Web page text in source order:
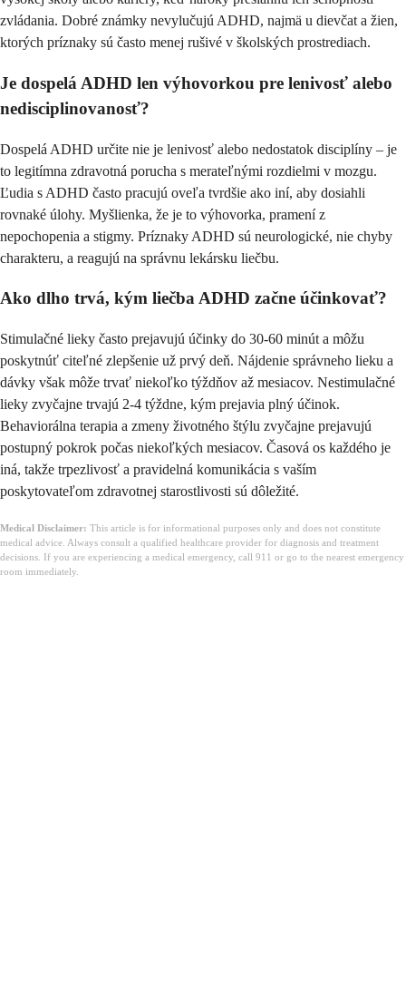
zvládania. Dobré známky nevylučujú ADHD, najmä u dievčat a žien,
ktorých príznaky sú často menej rušivé v školských prostrediach.
Je dospelá ADHD len výhovorkou pre lenivosť alebo
nedisciplinovanosť?
Dospelá ADHD určite nie je lenivosť alebo nedostatok disciplíny – je
to legitímna zdravotná porucha s merateľnými rozdielmi v mozgu.
Ľudia s ADHD často pracujú oveľa tvrdšie ako iní, aby dosiahli
rovnaké úlohy. Myšlienka, že je to výhovorka, pramení z
nepochopenia a stigmy. Príznaky ADHD sú neurologické, nie chyby
charakteru, a reagujú na správnu lekársku liečbu.
Ako dlho trvá, kým liečba ADHD začne účinkovať?
Stimulačné lieky často prejavujú účinky do 30-60 minút a môžu
poskytnúť citeľné zlepšenie už prvý deň. Nájdenie správneho lieku a
dávky však môže trvať niekoľko týždňov až mesiacov. Nestimulačné
lieky zvyčajne trvajú 2-4 týždne, kým prejavia plný účinok.
Behaviorálna terapia a zmeny životného štýlu zvyčajne prejavujú
postupný pokrok počas niekoľkých mesiacov. Časová os každého je
iná, takže trpezlivosť a pravidelná komunikácia s vaším
poskytovateľom zdravotnej starostlivosti sú dôležité.
Medical Disclaimer: This article is for informational purposes only and does not constitute
medical advice. Always consult a qualified healthcare provider for diagnosis and treatment
decisions. If you are experiencing a medical emergency, call 911 or go to the nearest emergency
room immediately.